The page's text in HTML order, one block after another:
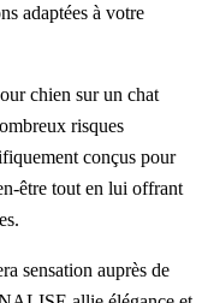
adaptées à votre
chien sur un chat
risques
conçus pour
être tout en lui offrant
sensation auprès de